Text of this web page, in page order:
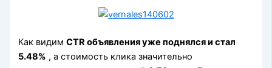
Как видимCTR объявления уже поднялся и стал
5.48% , а стоимость клика значительно